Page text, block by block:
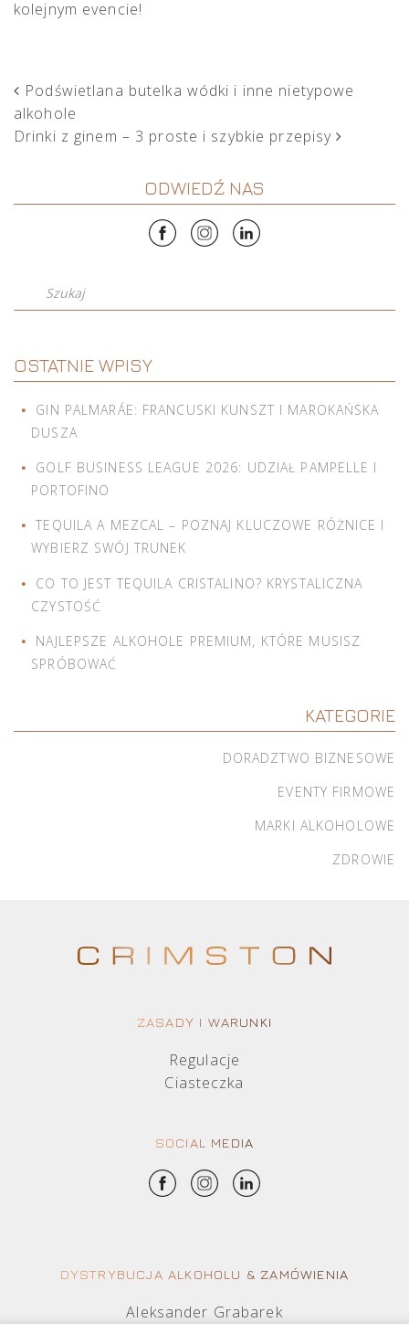
kolejnym evencie!
POST NAVIGATION
Podświetlana butelka wódki i inne nietypowe
alkohole
Drinki z ginem – 3 proste i szybkie przepisy
ODWIEDŹ NAS
Szukaj
OSTATNIE WPISY
GIN PALMARÁE: FRANCUSKI KUNSZT I MAROKAŃSKA
DUSZA
GOLF BUSINESS LEAGUE 2026: UDZIAŁ PAMPELLE I
PORTOFINO
TEQUILA A MEZCAL – POZNAJ KLUCZOWE RÓŻNICE I
WYBIERZ SWÓJ TRUNEK
CO TO JEST TEQUILA CRISTALINO? KRYSTALICZNA
CZYSTOŚĆ
NAJLEPSZE ALKOHOLE PREMIUM, KTÓRE MUSISZ
SPRÓBOWAĆ
KATEGORIE
DORADZTWO BIZNESOWE
EVENTY FIRMOWE
MARKI ALKOHOLOWE
ZDROWIE
ZASADY I WARUNKI
Regulacje
Ciasteczka
SOCIAL MEDIA
DYSTRYBUCJA ALKOHOLU & ZAMÓWIENIA
Aleksander Grabarek